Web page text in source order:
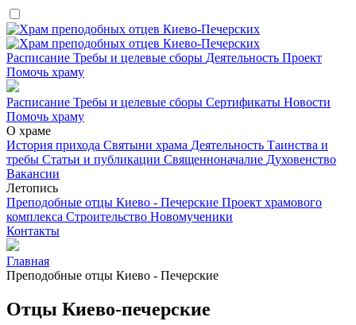
Расписание Требы и целевые сборы Деятельность Проект
Помочь храму
Расписание Требы и целевые сборы Сертификаты Новости
Помочь храму
О храме
История прихода Святыни храма Деятельность Таинства и
требы Статьи и публикации Священноначалие Духовенство
Вакансии
Летопись
Преподобные отцы Киево - Печерские Проект храмового
комплекса Строительство Новомученики
Контакты
Главная
Преподобные отцы Киево - Печерские
Отцы Киево-печерские